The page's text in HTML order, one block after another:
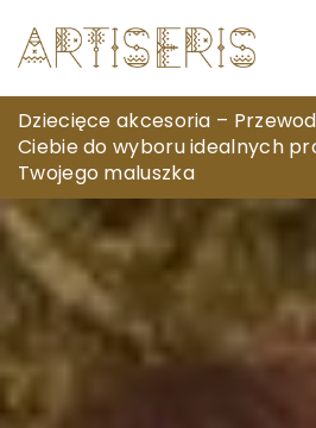
Magiczne Miejsca na Rodzinny
z Dziećmi i Wieczornym
Dziecięce akcesoria –
Ciebie do wyboru idealnych
Twojego maluszka
Unikalne pomysły na upominki
edukatorów z
pszczelich